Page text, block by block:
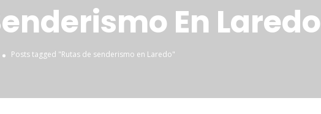
En Laredo
Posts tagged "Rutas de senderismo en Laredo"